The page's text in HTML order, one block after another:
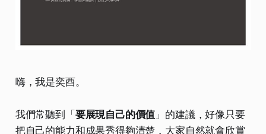
嗨，我是奕酉。
我們常聽到「要展現自己的價值 」的建議，好像只要
把自己的能力和成果秀得夠清楚，大家自然就會欣賞